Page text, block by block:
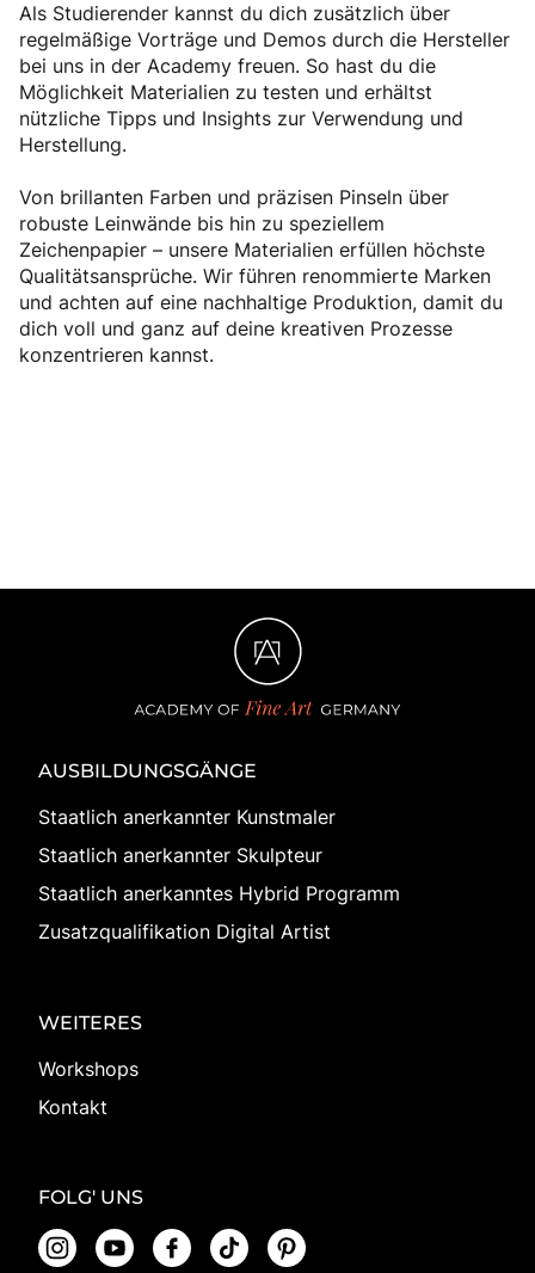
Als Studierender kannst du dich zusätzlich über
regelmäßige Vorträge und Demos durch die Hersteller
bei uns in der Academy freuen. So hast du die
Möglichkeit Materialien zu testen und erhältst
nützliche Tipps und Insights zur Verwendung und
Herstellung.
Von brillanten Farben und präzisen Pinseln über
robuste Leinwände bis hin zu speziellem
Zeichenpapier – unsere Materialien erfüllen höchste
Qualitätsansprüche. Wir führen renommierte Marken
und achten auf eine nachhaltige Produktion, damit du
dich voll und ganz auf deine kreativen Prozesse
konzentrieren kannst.
AUSBILDUNGSGÄNGE
Staatlich anerkannter Kunstmaler
Staatlich anerkannter Skulpteur
Staatlich anerkanntes Hybrid Programm
Zusatzqualifikation Digital Artist
WEITERES
Workshops
Kontakt
FOLG' UNS